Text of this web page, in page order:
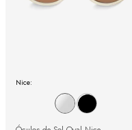
Nice: